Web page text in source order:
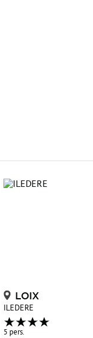
LOIX
ILEDERE
5 pers.